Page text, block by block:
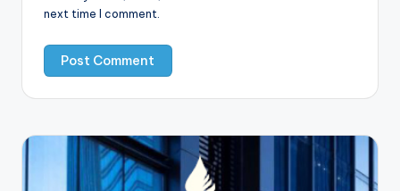
next time I comment.